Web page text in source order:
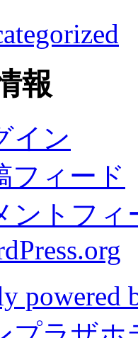
報
イン
フィード
ントフィ
powered